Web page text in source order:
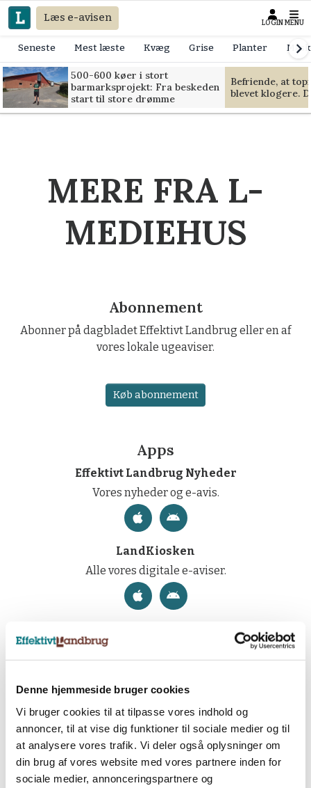
Denne hjemmeside bruger cookies
Vi bruger cookies til at tilpasse vores indhold og
annoncer, til at vise dig funktioner til sociale medier og til
at analysere vores trafik. Vi deler også oplysninger om
din brug af vores website med vores partnere inden for
sociale medier, annonceringspartnere og
Læs e-avisen LOGIN MENU
Seneste Mest læste Kvæg Grise Planter
500-600 køer i stort
barmarksprojekt: Fra beskeden
start til store drømme
Befriende, at
blevet klogere.
MERE FRA L-
MEDIEHUS
Abonnement
Abonner på dagbladet Effektivt Landbrug eller en af
vores lokale ugeaviser.
Køb abonnement
Apps
Effektivt Landbrug Nyheder
Vores nyheder og e-avis.
LandKiosken
Alle vores digitale e-aviser.
Nyhedsbreve
landbrugets vigtigste nyheder direkte i indbakken.
Tilmeld nyhedsbrev